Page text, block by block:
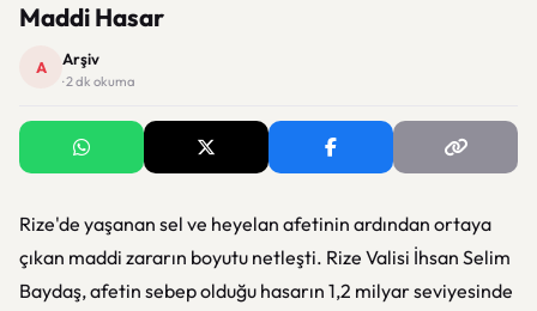
Maddi Hasar
A Arşiv
· 2 dk okuma
Rize'de yaşanan sel ve heyelan afetinin ardından ortaya
çıkan maddi zararın boyutu netleşti. Rize Valisi İhsan Selim
Baydaş, afetin sebep olduğu hasarın 1,2 milyar seviyesinde